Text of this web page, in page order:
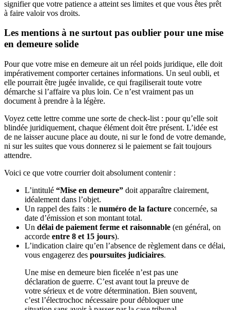
signifier que votre patience a atteint ses limites et que vous êtes prêt
à faire valoir vos droits.
Les mentions à ne surtout pas oublier pour une mise
en demeure solide
Pour que votre mise en demeure ait un réel poids juridique, elle doit
impérativement comporter certaines informations. Un seul oubli, et
elle pourrait être jugée invalide, ce qui fragiliserait toute votre
démarche si l’affaire va plus loin. Ce n’est vraiment pas un
document à prendre à la légère.
Voyez cette lettre comme une sorte de check-list : pour qu’elle soit
blindée juridiquement, chaque élément doit être présent. L’idée est
de ne laisser aucune place au doute, ni sur le fond de votre demande,
ni sur les suites que vous donnerez si le paiement se fait toujours
attendre.
Voici ce que votre courrier doit absolument contenir :
L’intitulé “Mise en demeure” doit apparaître clairement,
idéalement dans l’objet.
Un rappel des faits : le numéro de la facture concernée, sa
date d’émission et son montant total.
Un délai de paiement ferme et raisonnable (en général, on
accorde entre 8 et 15 jours).
L’indication claire qu’en l’absence de règlement dans ce délai,
vous engagerez des poursuites judiciaires.
Une mise en demeure bien ficelée n’est pas une
déclaration de guerre. C’est avant tout la preuve de
votre sérieux et de votre détermination. Bien souvent,
c’est l’électrochoc nécessaire pour débloquer une